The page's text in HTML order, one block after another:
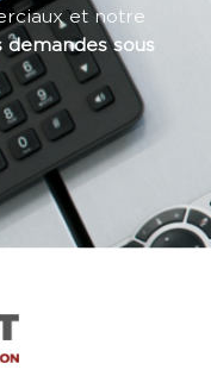
et notre
demandes sous